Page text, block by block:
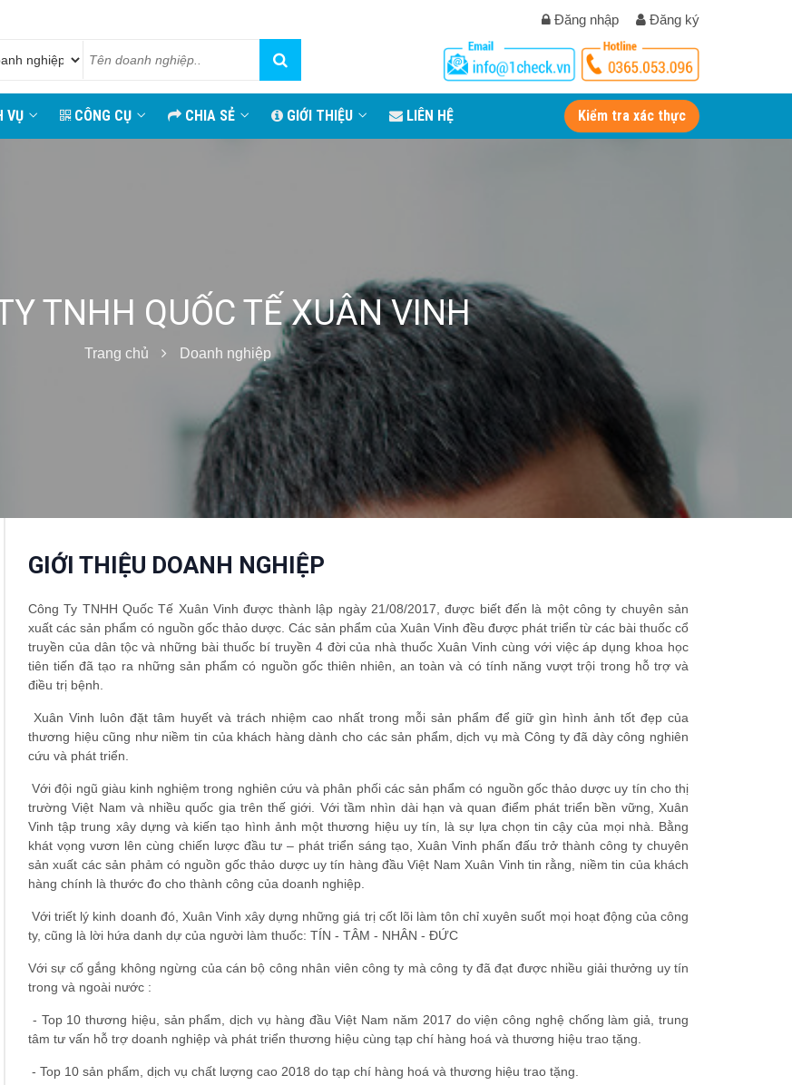
Đăng nhập Đăng ký
VỤ CÔNG CỤ CHIA SẺ GIỚI THIỆU LIÊN HỆ Kiểm tra xác thực
TNHH QUỐC TẾ XUÂN VINH
Trang chủ Doanh nghiệp
GIỚI THIỆU DOANH NGHIỆP
Công Ty TNHH Quốc Tế Xuân Vinh được thành lập ngày 21/08/2017, được biết đến là một công ty chuyên sản
xuất các sản phẩm có nguồn gốc thảo dược. Các sản phẩm của Xuân Vinh đều được phát triển từ các bài thuốc cổ
truyền của dân tộc và những bài thuốc bí truyền 4 đời của nhà thuốc Xuân Vinh cùng với việc áp dụng khoa học
tiên tiến đã tạo ra những sản phẩm có nguồn gốc thiên nhiên, an toàn và có tính năng vượt trội trong hỗ trợ và
điều trị bệnh.
Xuân Vinh luôn đặt tâm huyết và trách nhiệm cao nhất trong mỗi sản phẩm để giữ gìn hình ảnh tốt đẹp của
thương hiệu cũng như niềm tin của khách hàng dành cho các sản phẩm, dịch vụ mà Công ty đã dày công nghiên
cứu và phát triển.
Với đội ngũ giàu kinh nghiệm trong nghiên cứu và phân phối các sản phẩm có nguồn gốc thảo dược uy tín cho thị
trường Việt Nam và nhiều quốc gia trên thế giới. Với tầm nhìn dài hạn và quan điểm phát triển bền vững, Xuân
Vinh tập trung xây dựng và kiến tạo hình ảnh một thương hiệu uy tín, là sự lựa chọn tin cậy của mọi nhà. Bằng
khát vọng vươn lên cùng chiến lược đầu tư – phát triển sáng tạo, Xuân Vinh phấn đấu trở thành công ty chuyên
sản xuất các sản phảm có nguồn gốc thảo dược uy tín hàng đầu Việt Nam Xuân Vinh tin rằng, niềm tin của khách
hàng chính là thước đo cho thành công của doanh nghiệp.
Với triết lý kinh doanh đó, Xuân Vinh xây dựng những giá trị cốt lõi làm tôn chỉ xuyên suốt mọi hoạt động của công
ty, cũng là lời hứa danh dự của người làm thuốc: TÍN - TÂM - NHÂN - ĐỨC
Với sự cố gắng không ngừng của cán bộ công nhân viên công ty mà công ty đã đạt được nhiều giải thưởng uy tín
trong và ngoài nước :
- Top 10 thương hiệu, sản phẩm, dịch vụ hàng đầu Việt Nam năm 2017 do viện công nghệ chống làm giả, trung
tâm tư vấn hỗ trợ doanh nghiệp và phát triển thương hiệu cùng tạp chí hàng hoá và thương hiệu trao tặng.
- Top 10 sản phẩm, dịch vụ chất lượng cao 2018 do tạp chí hàng hoá và thương hiệu trao tặng.